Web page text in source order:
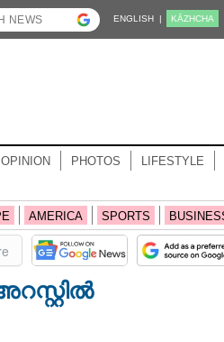
ENGLISH | KĀZHCHA
OPINION PHOTOS LIFESTYLE
AMERICA SPORTS